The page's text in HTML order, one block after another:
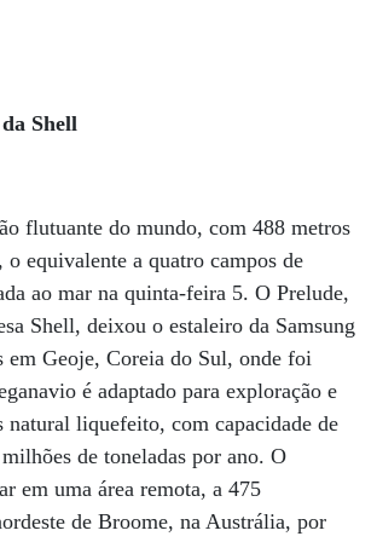
Shell
flutuante do mundo, com 488 metros
equivalente a quatro campos de
ao mar na quinta-feira 5. O Pre­lude,
Shell, deixou o estaleiro da Samsung
em Geoje, Co­reia do Sul, onde foi
é adaptado para exploração e
natural liquefeito, com capacidade de
de toneladas por ano. O
em uma área remota, a 475
de Broome, na Austrália, por